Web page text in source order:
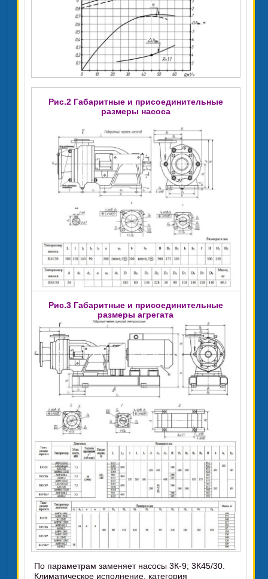
Рис.2 Габаритные и присоединительные
размеры насоса
Рис.3 Габаритные и присоединительные
размеры агрегата
По параметрам заменяет насосы 3К-9; 3К45/30.
Климатическое исполнение, категория